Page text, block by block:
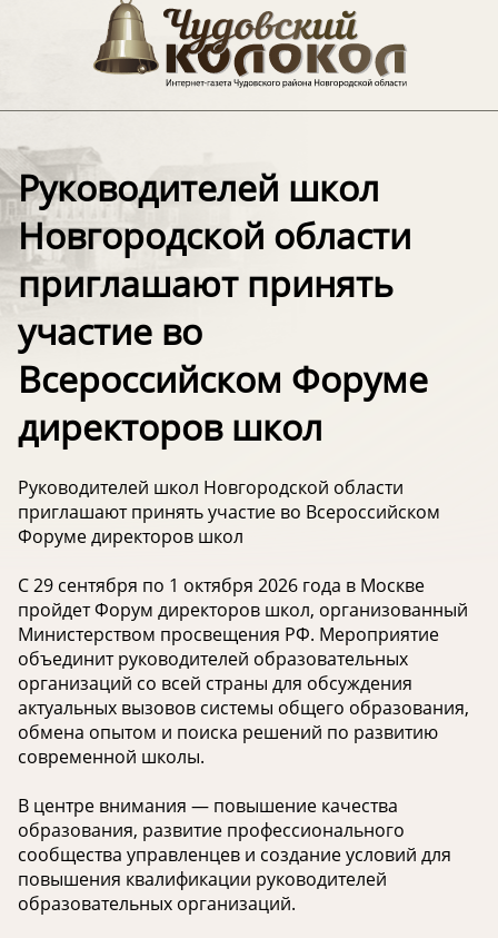
Руководителей школ
Новгородской области
приглашают принять
участие во
Всероссийском Форуме
директоров школ
Руководителей школ Новгородской области
приглашают принять участие во Всероссийском
Форуме директоров школ
С 29 сентября по 1 октября 2026 года в Москве
пройдет Форум директоров школ, организованный
Министерством просвещения РФ. Мероприятие
объединит руководителей образовательных
организаций со всей страны для обсуждения
актуальных вызовов системы общего образования,
обмена опытом и поиска решений по развитию
современной школы.
В центре внимания — повышение качества
образования, развитие профессионального
сообщества управленцев и создание условий для
повышения квалификации руководителей
образовательных организаций.